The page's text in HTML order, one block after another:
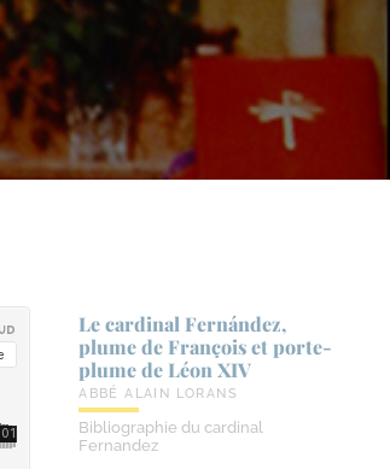
Le cardinal Fernández,
plume de François et porte-​
plume de Léon XIV
ABBÉ ALAIN LORANS
Bibliographie du cardinal
Fernandez